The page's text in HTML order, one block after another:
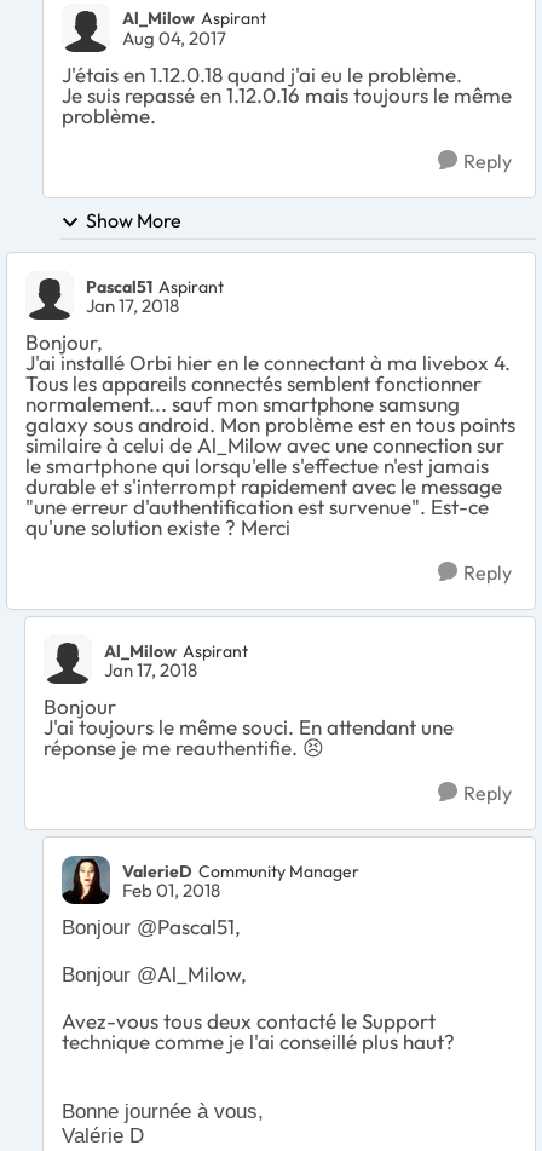
Al_Milow Aspirant
Aug 04, 2017
J'étais en 1.12.0.18 quand j'ai eu le problème.
Je suis repassé en 1.12.0.16 mais toujours le même
problème.
Reply
Show More
Pascal51 Aspirant
Jan 17, 2018
Bonjour,
J'ai installé Orbi hier en le connectant à ma livebox 4.
Tous les appareils connectés semblent fonctionner
normalement... sauf mon smartphone samsung
galaxy sous android. Mon problème est en tous points
similaire à celui de Al_Milow avec une connection sur
le smartphone qui lorsqu'elle s'effectue n'est jamais
durable et s'interrompt rapidement avec le message
"une erreur d'authentification est survenue". Est-ce
qu'une solution existe ? Merci
Reply
Al_Milow Aspirant
Jan 17, 2018
Bonjour
J'ai toujours le même souci. En attendant une
réponse je me reauthentifie. 😣
Reply
ValerieD Community Manager
Feb 01, 2018
Bonjour @Pascal51,
Bonjour @Al_Milow,
Avez-vous tous deux contacté le Support
technique comme je l'ai conseillé plus haut?
Bonne journée à vous,
Valérie D